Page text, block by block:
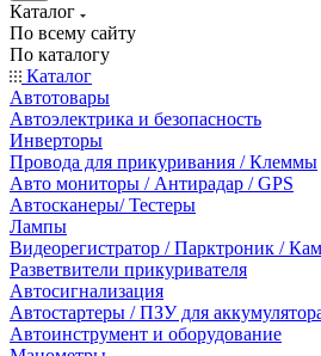
Каталог
По всему сайту
По каталогу
Каталог
Автотовары
Автоэлектрика и безопасность
Инверторы
Провода для прикуривания / Клеммы
Авто мониторы / Антирадар / GPS
Автосканеры/ Тестеры
Лампы
Видеорегистратор / Парктроник /
Разветвители прикуривателя
Автосигнализация
Автостартеры / ПЗУ для
Автоинструмент и оборудование